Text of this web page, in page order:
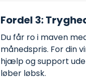
Fordel 3:
Du får ro i maven
månedspris. For din
hjælp og support
løber løbsk.